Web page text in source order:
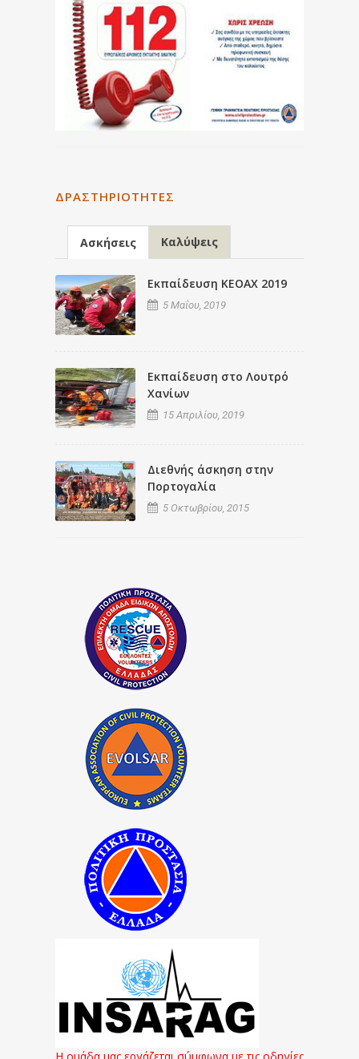
ΔΡΑΣΤΗΡΙΌΤΗΤΕΣ
Ασκήσεις Καλύψεις
Εκπαίδευση ΚΕΟΑΧ 2019
5 Μαΐου, 2019
Εκπαίδευση στο Λουτρό
Χανίων
15 Απριλίου, 2019
Διεθνής άσκηση στην
Πορτογαλία
5 Οκτωβρίου, 2015